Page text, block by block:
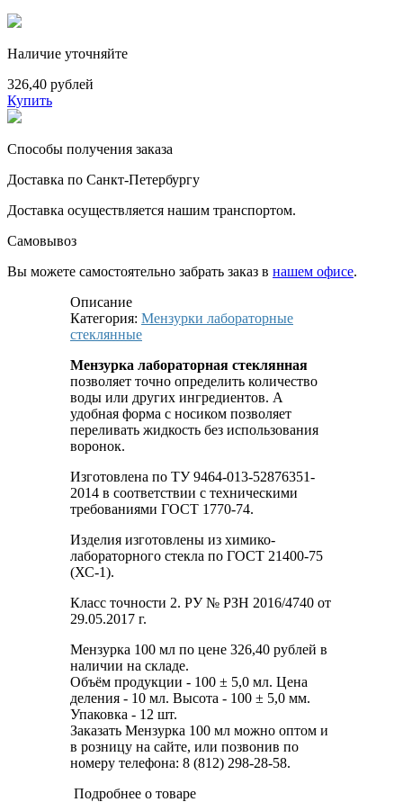
Наличие уточняйте
326,40 рублей
Купить
Способы получения заказа
Доставка по Санкт-Петербургу
Доставка осуществляется нашим транспортом.
Самовывоз
Вы можете самостоятельно забрать заказ в нашем офисе.
Описание
Категория: Мензурки лабораторные
стеклянные
Мензурка лабораторная стеклянная
позволяет точно определить количество
воды или других ингредиентов. А
удобная форма с носиком позволяет
переливать жидкость без использования
воронок.
Изготовлена по ТУ 9464-013-52876351-
2014 в соответствии с техническими
требованиями ГОСТ 1770-74.
Изделия изготовлены из химико-
лабораторного стекла по ГОСТ 21400-75
(ХС-1).
Класс точности 2. РУ № РЗН 2016/4740 от
29.05.2017 г.
Мензурка 100 мл по цене 326,40 рублей в
наличии на складе.
Объём продукции - 100 ± 5,0 мл. Цена
деления - 10 мл. Высота - 100 ± 5,0 мм.
Упаковка - 12 шт.
Заказать Мензурка 100 мл можно оптом и
в розницу на сайте, или позвонив по
номеру телефона: 8 (812) 298-28-58.
Подробнее о товаре